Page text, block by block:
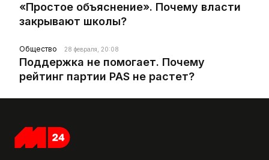
«Простое объяснение». Почему власти
закрывают школы?
Общество 28 февраля, 20:08
Поддержка не помогает. Почему
рейтинг партии PAS не растет?